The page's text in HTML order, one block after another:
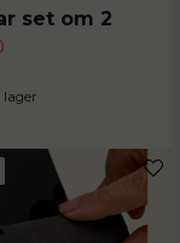
set om 2
lager